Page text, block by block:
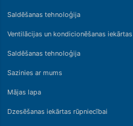
Saldēšanas tehnoloģija
Ventilācijas un kondicionēšanas iekārtas
Saldēšanas tehnoloģija
Sazinies ar mums
Mājas lapa
Dzesēšanas iekārtas rūpniecībai